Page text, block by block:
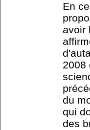
En
avoir
2008
du
qui
des